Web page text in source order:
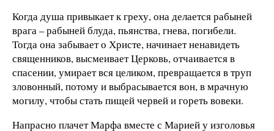
Когда душа привыкает к греху, она делается рабыней
врага – рабыней блуда, пьянства, гнева, погибели.
Тогда она забывает о Христе, начинает ненавидеть
священников, высмеивает Церковь, отчаивается в
спасении, умирает вся целиком, превращается в труп
зловонный, потому и выбрасывается вон, в мрачную
могилу, чтобы стать пищей червей и гореть вовеки.
Напрасно плачет Марфа вместе с Марией у изголовья